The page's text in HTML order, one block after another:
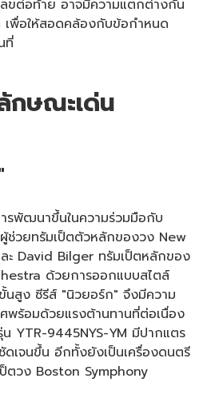
ลขต่อท้าย อาจมีความแตกต่างกัน
เพื่อให้สอดคล้องกับข้อกำหนด
ที่
ษณะเด่น
รพัฒนาขึ้นในความร่วมมือกับ
ช่วยทรัมเป็ตตัวหลักของวง New
ะ David Bilger ทรัมเป็ตหลักของ
ด้วยการออกแบบสไตล์
นสูง ซีรีส์ "นิวยอร์ก" จึงมีความ
ศพร้อมด้วยแรงต้านทานที่ต่อเนื่อง
น YTR-9445NYS-YM มีปากแตร
ดเจนขึ้น อีกทั้งยังเป็นเครื่องดนตรี
ตวง Boston Symphony